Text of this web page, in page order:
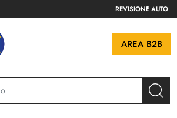
REVISIONE AUTO
AREA B2B